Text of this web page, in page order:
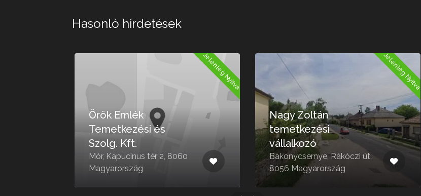
Hasonló hirdetések
Jelenleg Nyitva
Örök Emlék
Temetkezési és
Szolg. Kft.
Mór, Kapucinus tér 2, 8060
Magyarország
Jelenleg Nyitva
Nagy Zoltán
temetkezési
vállalkozó
Bakonycsernye, Rákóczi út,
8056 Magyarország